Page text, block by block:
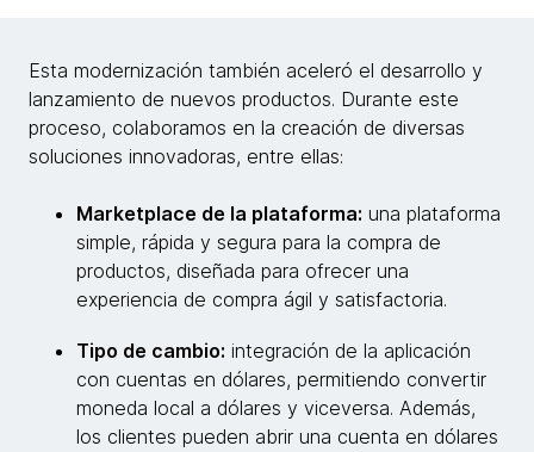
Esta modernización también aceleró el desarrollo y
lanzamiento de nuevos productos. Durante este
proceso, colaboramos en la creación de diversas
soluciones innovadoras, entre ellas:
Marketplace de la plataforma: una plataforma
simple, rápida y segura para la compra de
productos, diseñada para ofrecer una
experiencia de compra ágil y satisfactoria.
Tipo de cambio: integración de la aplicación
con cuentas en dólares, permitiendo convertir
moneda local a dólares y viceversa. Además,
los clientes pueden abrir una cuenta en dólares